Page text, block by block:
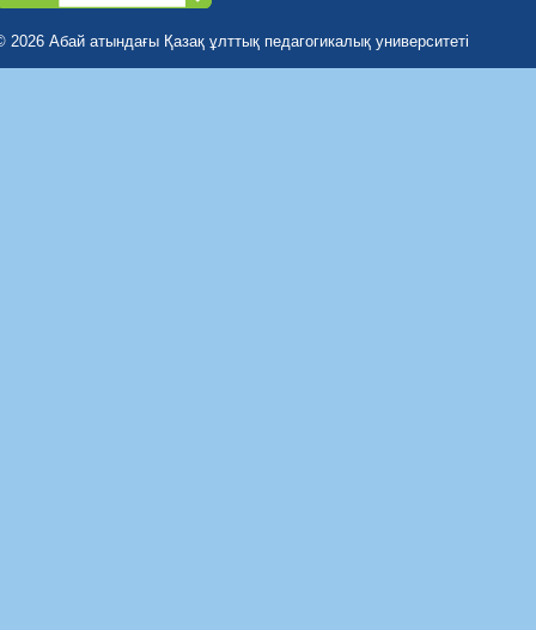
2026 Абай атындағы Қазақ ұлттық педагогикалық университеті